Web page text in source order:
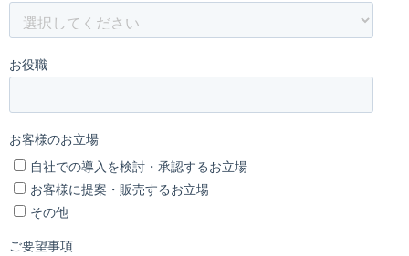
お役職
お客様のお立場
自社での導入を検討・承認するお立場
お客様に提案・販売するお立場
その他
ご要望事項